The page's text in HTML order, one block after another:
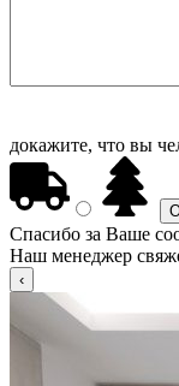
докажите, что вы
Спасибо за Ваше
Наш менеджер